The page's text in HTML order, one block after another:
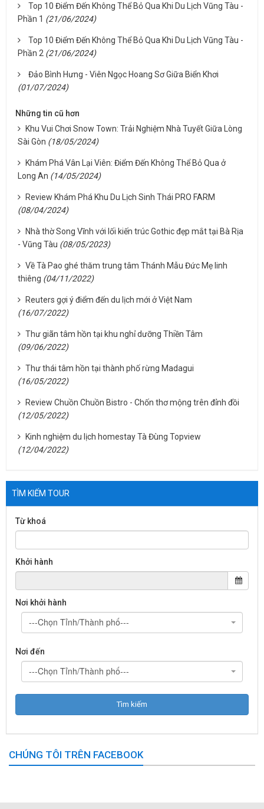
Top 10 Điểm Đến Không Thể Bỏ Qua Khi Du Lịch Vũng Tàu -
Phần 1 (21/06/2024)
Top 10 Điểm Đến Không Thể Bỏ Qua Khi Du Lịch Vũng Tàu -
Phần 2 (21/06/2024)
Đảo Bình Hưng - Viên Ngọc Hoang Sơ Giữa Biển Khơi
(01/07/2024)
Những tin cũ hơn
Khu Vui Chơi Snow Town: Trải Nghiệm Nhà Tuyết Giữa Lòng
Sài Gòn (18/05/2024)
Khám Phá Vân Lại Viên: Điểm Đến Không Thể Bỏ Qua ở
Long An (14/05/2024)
Review Khám Phá Khu Du Lịch Sinh Thái PRO FARM
(08/04/2024)
Nhà thờ Song Vĩnh với lối kiến trúc Gothic đẹp mắt tại Bà Rịa
- Vũng Tàu (08/05/2023)
Về Tà Pao ghé thăm trung tâm Thánh Mẫu Đức Mẹ linh
thiêng (04/11/2022)
Reuters gợi ý điểm đến du lịch mới ở Việt Nam
(16/07/2022)
Thư giãn tâm hồn tại khu nghỉ dưỡng Thiền Tâm
(09/06/2022)
Thư thái tâm hồn tại thành phố rừng Madagui
(16/05/2022)
Review Chuồn Chuồn Bistro - Chốn thơ mộng trên đỉnh đồi
(12/05/2022)
Kinh nghiệm du lịch homestay Tà Đùng Topview
(12/04/2022)
TÌM KIẾM TOUR
Từ khoá
Khởi hành
Nơi khởi hành
---Chọn Tỉnh/Thành phố---
Nơi đến
---Chọn Tỉnh/Thành phố---
CHÚNG TÔI TRÊN FACEBOOK